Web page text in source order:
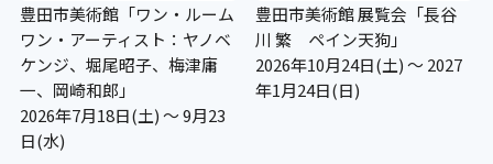
豊田市美術館「ワン・ルーム
ワン・アーティスト：ヤノベ
ケンジ、堀尾昭子、梅津庸
一、岡崎和郎」
2026年7月18日(土) ～ 9月23
日(水)
豊田市美術館 展覧会「長谷
川 繁 ペイン天狗」
2026年10月24日(土) ～ 2027
年1月24日(日)